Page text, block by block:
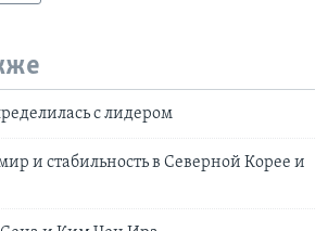
с лидером
и стабильность в Северной Корее и